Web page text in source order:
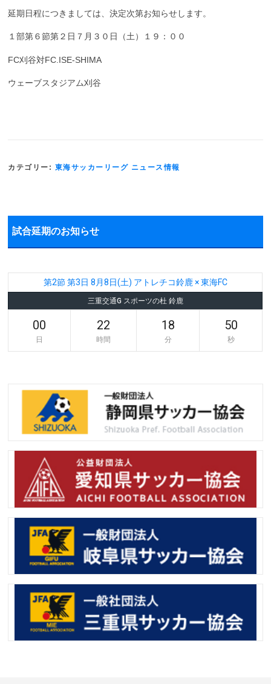
延期日程につきましては、決定次第お知らせします。
１部第６節第２日７月３０日（土）１９：００
FC刈谷対FC.ISE-SHIMA
ウェーブスタジアム刈谷
カテゴリー: 東海サッカーリーグ ニュース情報
試合延期のお知らせ
第2節 第3日 8月8日(土) アトレチコ鈴鹿 × 東海FC
三重交通G スポーツの杜 鈴鹿
00
日
22
時間
18
分
50
秒